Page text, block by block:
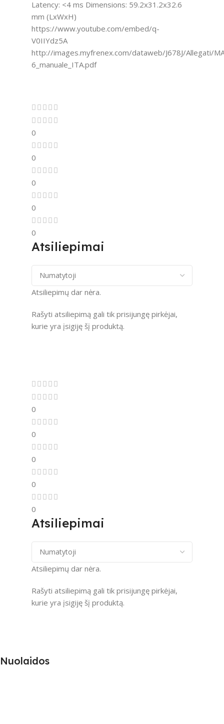
Latency: <4 ms Dimensions: 59.2x31.2x32.6
mm (LxWxH)
https://www.youtube.com/embed/q-
V0IIYdz5A
http://images.myfrenex.com/dataweb/J678J/Allegati/
6_manuale_ITA.pdf
0
0
0
0
0
Atsiliepimai
Atsiliepimų dar nėra.
Rašyti atsiliepimą gali tik prisijungę pirkėjai,
kurie yra įsigiję šį produktą.
0
0
0
0
0
Atsiliepimai
Atsiliepimų dar nėra.
Rašyti atsiliepimą gali tik prisijungę pirkėjai,
kurie yra įsigiję šį produktą.
Nuolaidos